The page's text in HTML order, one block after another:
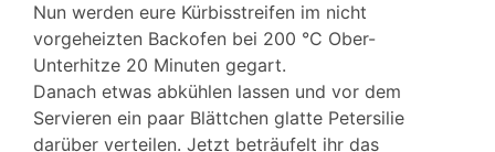
Nun werden eure Kürbisstreifen im nicht
vorgeheizten Backofen bei 200 °C Ober-
Unterhitze 20 Minuten gegart.
Danach etwas abkühlen lassen und vor dem
Servieren ein paar Blättchen glatte Petersilie
darüber verteilen. Jetzt beträufelt ihr das